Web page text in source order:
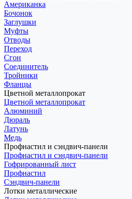
Американка
Бочонок
Заглушки
Муфты
Отводы
Переход
Сгон
Соединитель
Тройники
Фланцы
Цветной металлопрокат
Цветной металлопрокат
Алюминий
Дюраль
Латунь
Медь
Профнастил и сэндвич-панели
Профнастил и сэндвич-панели
Гофрированный лист
Профнастил
Сэндвич-панели
Лотки металлические